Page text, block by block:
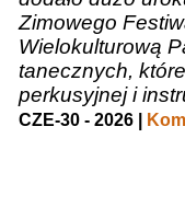
Zimowego
Wielokulturową
tanecznych,
perkusyjnej i
CZE-30 - 2026 |